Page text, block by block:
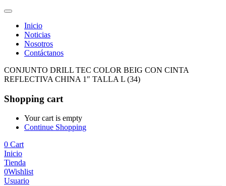
Inicio
Noticias
Nosotros
Contáctanos
CONJUNTO DRILL TEC COLOR BEIG CON CINTA
REFLECTIVA CHINA 1″ TALLA L (34)
Shopping cart
Your cart is empty
Continue Shopping
0 Cart
Inicio
Tienda
0Wishlist
Usuario